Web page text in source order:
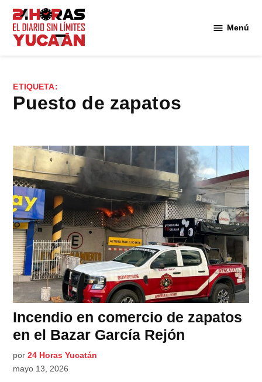
Saltar
contenido
Menú
ETIQUETA:
puesto de zapatos
Incendio en comercio de zapatos
en el Bazar García Rejón
por 24 Horas Yucatán
mayo 13, 2026